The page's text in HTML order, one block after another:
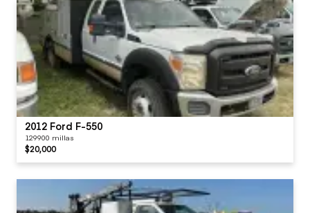
2012 Ford F-550
129900 millas
$20,000